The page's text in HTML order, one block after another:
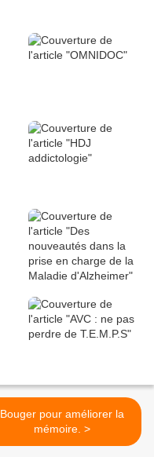
Bouger pour améliorer la
mémoire. >